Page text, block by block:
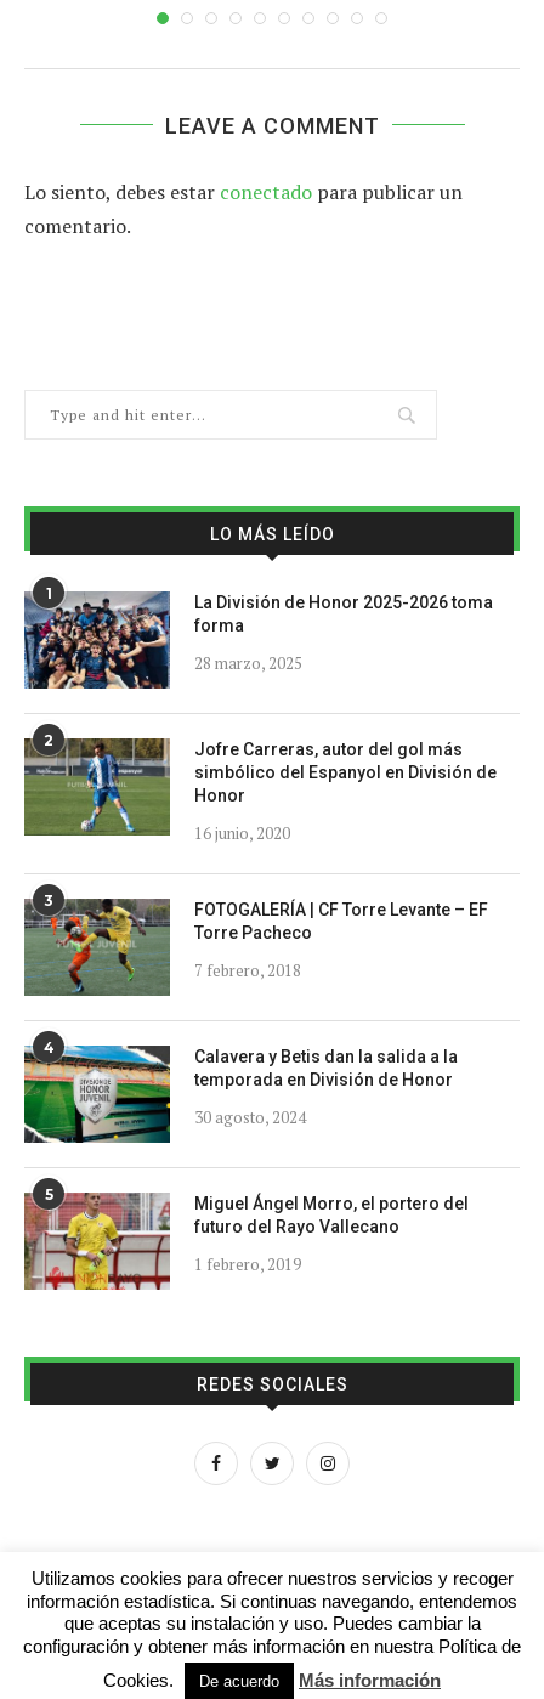
LEAVE A COMMENT
Lo siento, debes estar conectado para publicar un
comentario.
LO MÁS LEÍDO
1
La División de Honor 2025-2026 toma
forma
28 marzo, 2025
2
Jofre Carreras, autor del gol más
simbólico del Espanyol en División de
Honor
16 junio, 2020
3
FOTOGALERÍA | CF Torre Levante – EF
Torre Pacheco
7 febrero, 2018
4
Calavera y Betis dan la salida a la
temporada en División de Honor
30 agosto, 2024
5
Miguel Ángel Morro, el portero del
futuro del Rayo Vallecano
1 febrero, 2019
REDES SOCIALES
Aviso legal Contacto Colabora con nosotros
© 2016 - futboljuvenil.es
Utilizamos cookies para ofrecer nuestros servicios y recoger
información estadística. Si continuas navegando, entendemos
que aceptas su instalación y uso. Puedes cambiar la
configuración y obtener más información en nuestra Política de
Cookies.
De acuerdo Más información